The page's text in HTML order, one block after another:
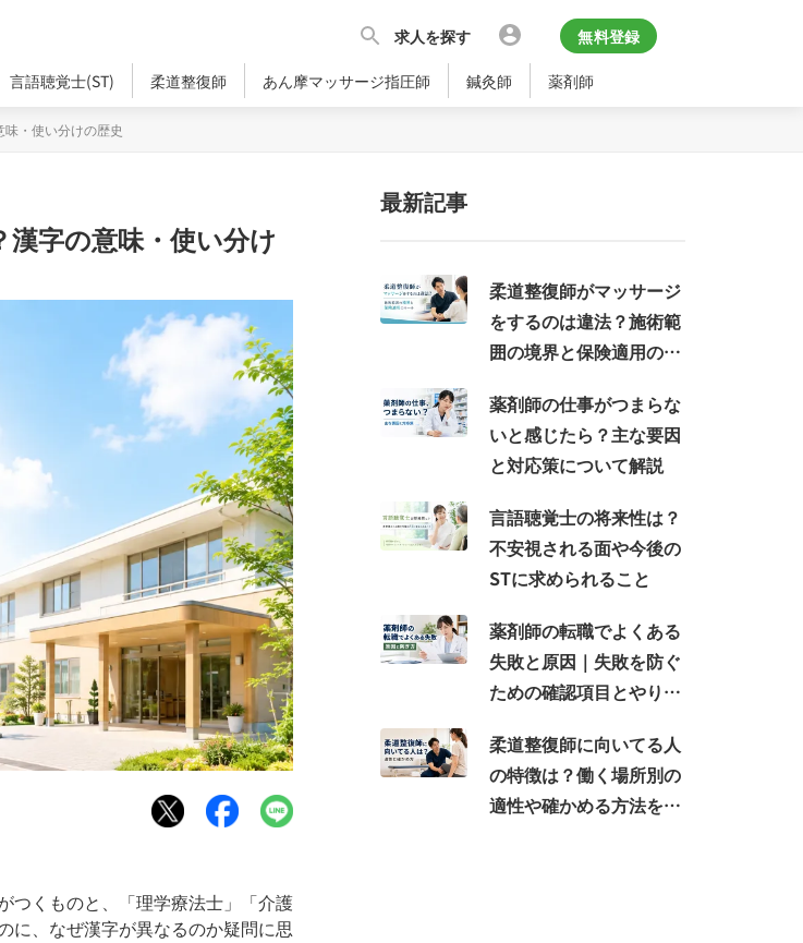
求人を探す 無料登録
言語聴覚士(ST) 柔道整復師 あん摩マッサージ指圧師 鍼灸師 薬剤師
・使い分けの歴史
字の意味・使い分け
つくものと、「理学療法士」「介護
に、なぜ漢字が異なるのか疑問に思
最新記事
柔道整復師がマッサージ
をするのは違法？施術範
囲の境界と保険適用のル
薬剤師の仕事がつまらな
いと感じたら？主な要因
と対応策について解説
言語聴覚士の将来性は？
不安視される面や今後の
STに求められること
薬剤師の転職でよくある
失敗と原因｜失敗を防ぐ
ための確認項目とやり直
柔道整復師に向いてる人
の特徴は？働く場所別の
適性や確かめる方法を解